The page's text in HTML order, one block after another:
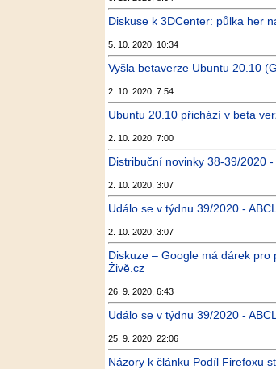
Diskuse k 3DCenter: půlka her
5. 10. 2020, 10:34
Vyšla betaverze Ubuntu 20.10
2. 10. 2020, 7:54
Ubuntu 20.10 přichází v beta
2. 10. 2020, 7:00
Distribuční novinky 38-39/2020 -
2. 10. 2020, 3:07
Událo se v týdnu 39/2020 -
2. 10. 2020, 3:07
Diskuze – Google má dárek
Živě.cz
26. 9. 2020, 6:43
Událo se v týdnu 39/2020 -
25. 9. 2020, 22:06
Názory k článku Podíl Firefoxu